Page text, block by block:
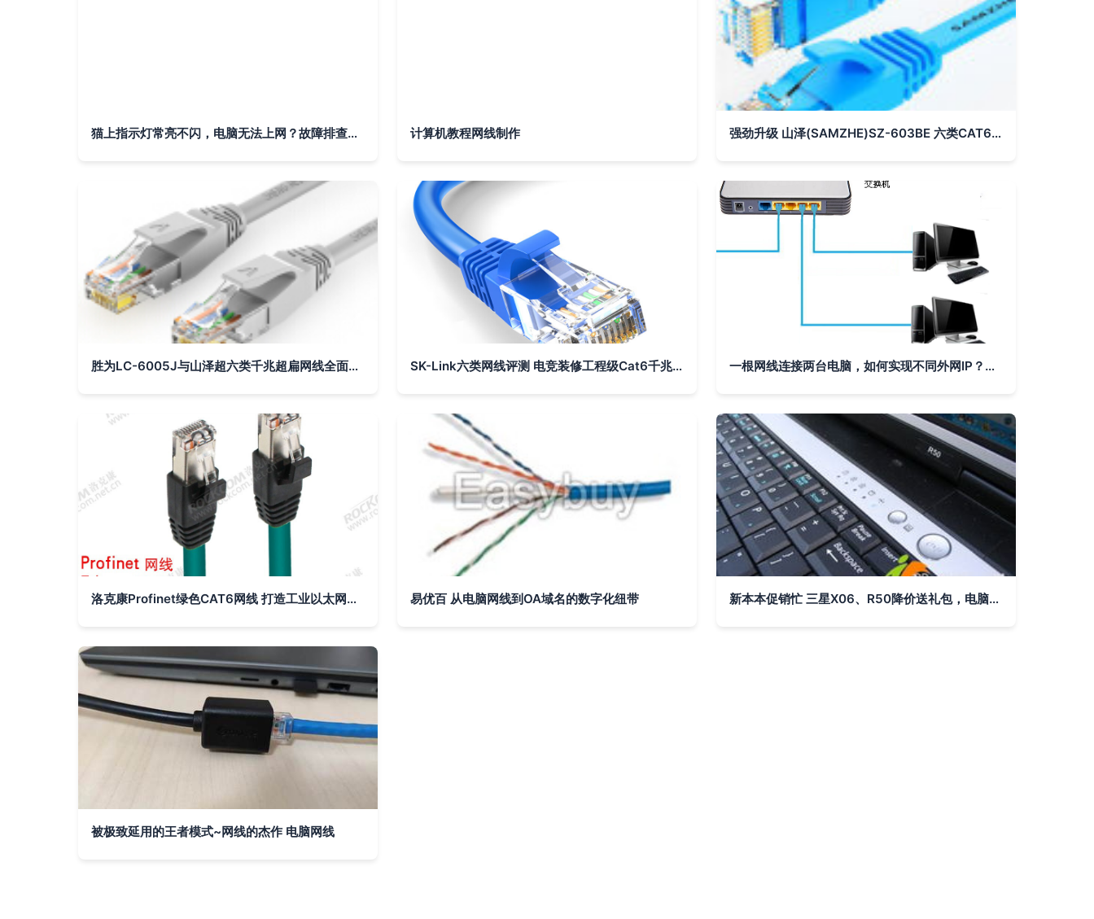
猫上指示灯常亮不闪，电脑无法上网？故障排查全攻略 计算机教程网线制作 强劲升级 山泽(SAMZHE)SZ-603BE 六类CAT6类千兆扁平网线体验测评
胜为LC-6005J与山泽超六类千兆超扁网线全面对比及选购指南 SK-Link六类网线评测 电竞装修工程级Cat6千兆网络跳线畅速体验 一根网线连接两台电脑，如何实现不同外网IP？详解双IP配置方法
洛克康Profinet绿色CAT6网线 打造工业以太网连接的新标杆 易优百 从电脑网线到OA域名的数字化纽带 新本本促销忙 三星X06、R50降价送礼包，电脑网线也贴心配送
被极致延用的王者模式~网线的杰作 电脑网线